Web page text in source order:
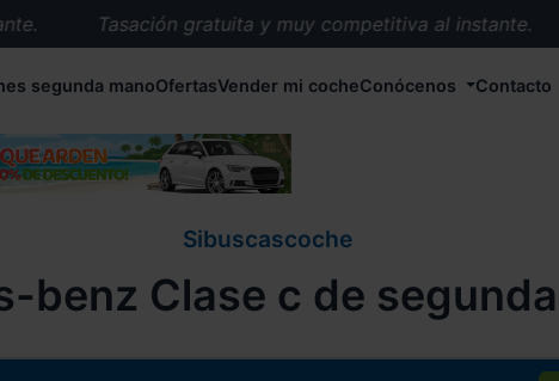
Tasación gratuita y muy competitiva al instante.
Más de 5.000 conductores satisfechos.
Buscamos el coche que tu quieras.
Nos ocupamos de todos los trámites.
Compramos tu coche. Pago inmediato.
segunda manoOfertasVender mi cocheConócenos Contacto
Sibuscascoche
benz Clase c de